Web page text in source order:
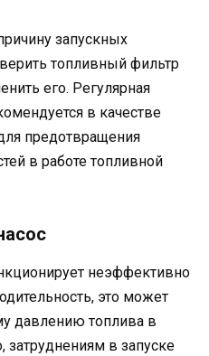
запускных
топливный фильтр
его. Регулярная
в качестве
предотвращения
в работе топливной
неэффективно
это может
давлению топлива в
затруднениям в запуске